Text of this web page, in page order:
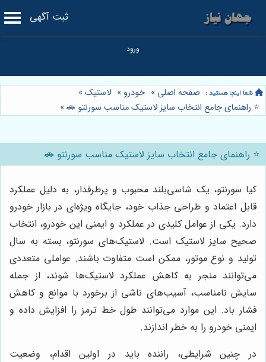
ثبت آگهی
صفحه اصلی » خودرو » لاستیک»
⭐️ راهنمای جامع انتخاب سایز لاستیک مناسب سورنتو 🚗»
⭐️ راهنمای جامع انتخاب سایز لاستیک مناسب سورنتو 🚗
کیا سورنتو، یک شاسی‌بلند محبوب و پرطرفدار، به دلیل عملکرد
قابل اعتماد و طراحی جذاب خود، جایگاه ویژه‌ای در بازار خودرو
دارد. یکی از عوامل کلیدی در عملکرد و ایمنی این خودرو، انتخاب
صحیح سایز لاستیک است. لاستیک‌های سورنتو، بسته به سال
تولید و نوع موتور، ممکن است متفاوت باشند. عواملی متعددی
می‌توانند منجر به کاهش عملکرد لاستیک‌ها شوند، از جمله
سایش نامناسب، آسیب‌های ناشی از برخورد با موانع و کاهش
فشار باد. این موارد می‌توانند طول خط ترمز را افزایش داده و
ایمنی خودرو را به خطر اندازند.
در چنین شرایطی، راننده باید در اولین اقدام، وضعیت